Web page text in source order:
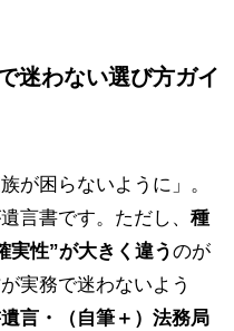
迷わない選び方ガイ
が困らないように」。
言書です。ただし、 種
実性”が大きく違うのが
実務で迷わないよう
言・（自筆＋）法務局